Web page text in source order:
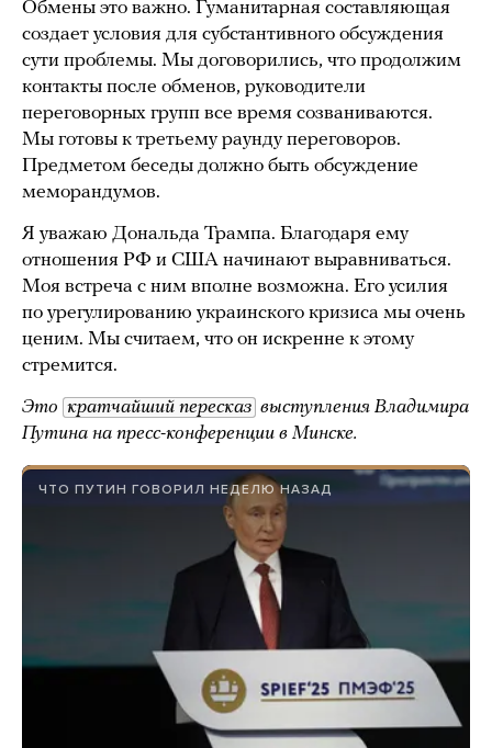
Обмены это важно. Гуманитарная составляющая
создает условия для субстантивного обсуждения
сути проблемы. Мы договорились, что продолжим
контакты после обменов, руководители
переговорных групп все время созваниваются.
Мы готовы к третьему раунду переговоров.
Предметом беседы должно быть обсуждение
меморандумов.
Я уважаю Дональда Трампа. Благодаря ему
отношения РФ и США начинают выравниваться.
Моя встреча с ним вполне возможна. Его усилия
по урегулированию украинского кризиса мы очень
ценим. Мы считаем, что он искренне к этому
стремится.
Это кратчайший пересказ выступления Владимира
Путина на пресс-конференции в Минске.
ЧТО ПУТИН ГОВОРИЛ НЕДЕЛЮ НАЗАД